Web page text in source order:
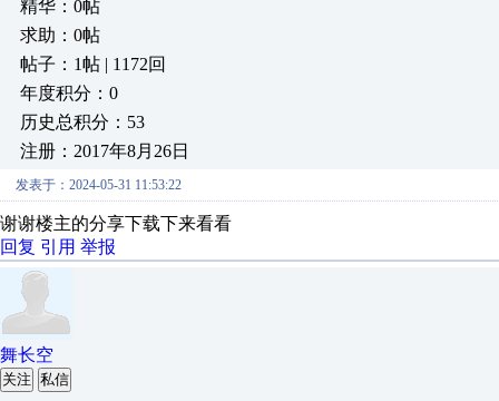
精华：0帖
求助：0帖
帖子：1帖 | 1172回
年度积分：0
历史总积分：53
注册：2017年8月26日
发表于：2024-05-31 11:53:22
谢谢楼主的分享下载下来看看
回复 引用 举报
舞长空
关注 私信